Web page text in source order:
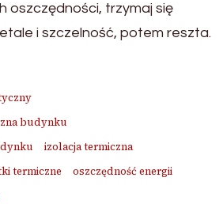
oszczędności, trzymaj się
i szczelność, potem reszta.
budynku
izolacja termiczna
termiczne
oszczędność energii